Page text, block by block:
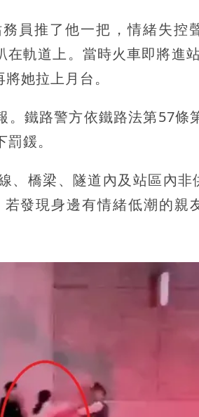
員推了他一把，情緒失控
軌道上。當時火車即將進
她拉上月台。
鐵路警方依鐵路法第57條
鍰。
橋梁、隧道內及站區內非
發現身邊有情緒低潮的親